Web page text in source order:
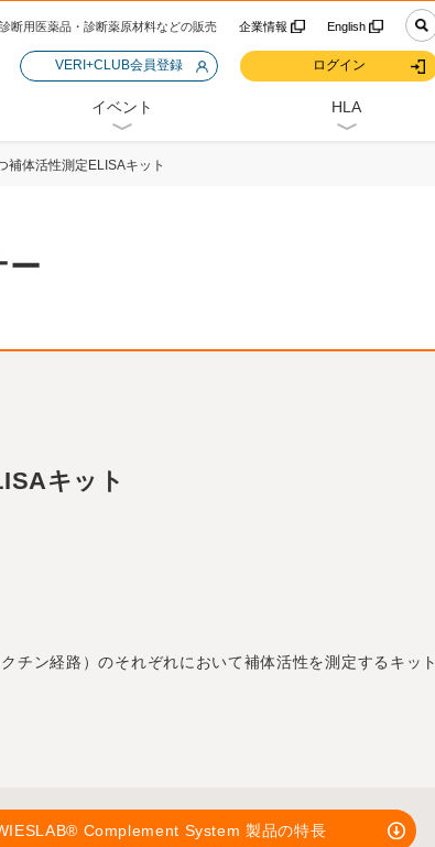
断用医薬品・診断薬原材料などの販売 企業情報 English
VERI+CLUB会員登録 ログイン
イベント HLA
体活性測定ELISAキット
ー
キット
チン経路）のそれぞれにおいて補体活性を測定するキット
Complement System 製品の特長